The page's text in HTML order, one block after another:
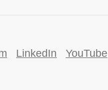
LinkedIn YouTube